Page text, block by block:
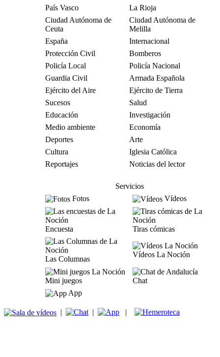
País Vasco
La Rioja
Ciudad Autónoma de
Ceuta
Ciudad Autónoma de
Melilla
España
Internacional
Protección Civil
Bomberos
Policía Local
Policía Nacional
Guardia Civil
Armada Española
Ejército del Aire
Ejército de Tierra
Sucesos
Salud
Educación
Investigación
Medio ambiente
Economía
Deportes
Arte
Cultura
Iglesia Católica
Reportajes
Noticias del lector
Servicios
Fotos
Vídeos
Encuesta Tiras cómicas
Las Columnas
Vídeos La Noción
Mini juegos
Chat
App
| | |